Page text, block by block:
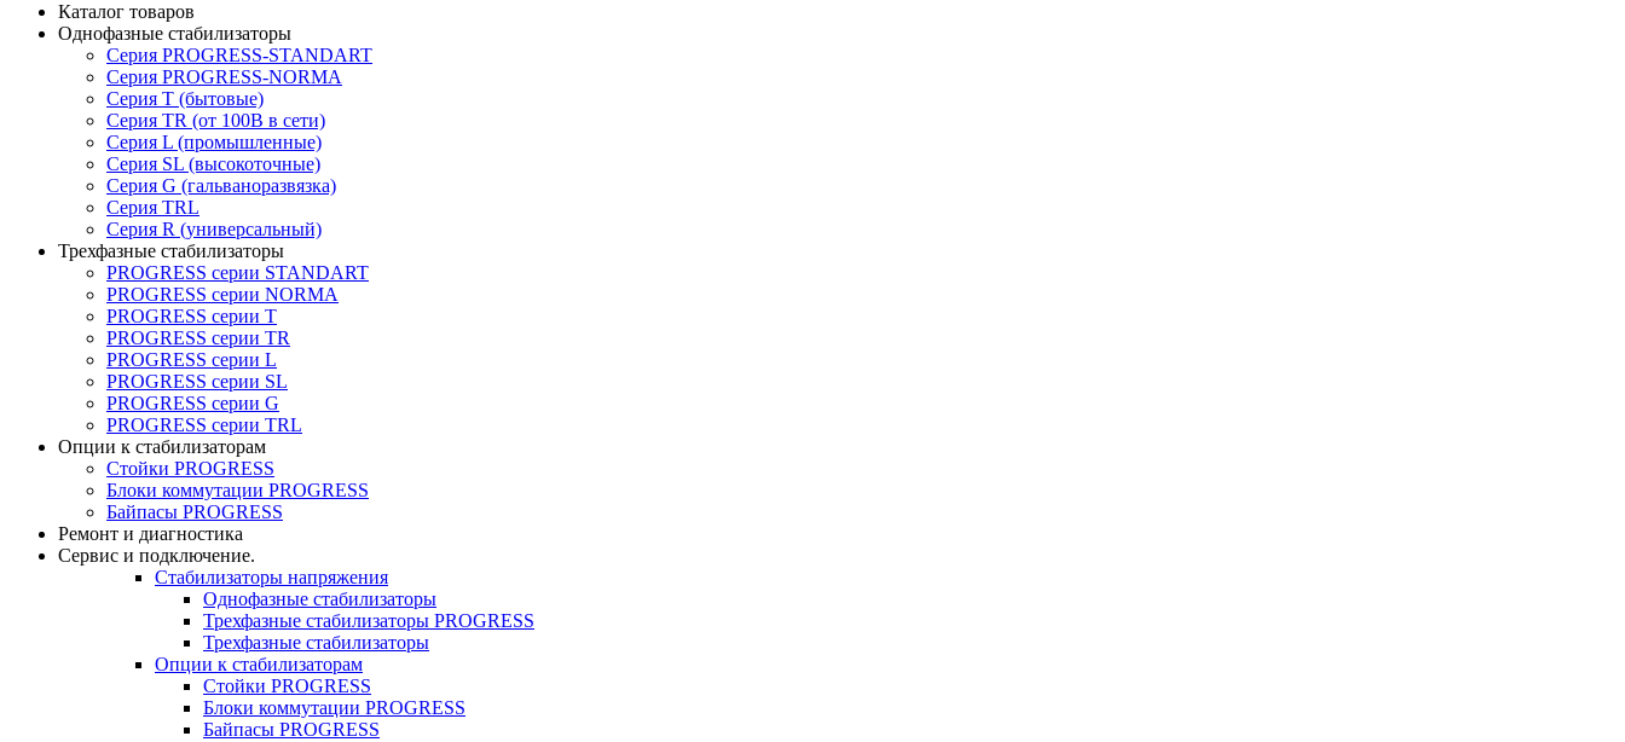
Каталог товаров
Однофазные стабилизаторы
Серия PROGRESS-STANDART
Серия PROGRESS-NORMA
Серия T (бытовые)
Серия TR (от 100В в сети)
Серия L (промышленные)
Серия SL (высокоточные)
Серия G (гальваноразвязка)
Серия TRL
Серия R (универсальный)
Трехфазные стабилизаторы
PROGRESS cерии STANDART
PROGRESS cерии NORMA
PROGRESS серии Т
PROGRESS серии ТR
PROGRESS серии L
PROGRESS серии SL
PROGRESS серии G
PROGRESS серии TRL
Опции к стабилизаторам
Стойки PROGRESS
Блоки коммутации PROGRESS
Байпасы PROGRESS
Ремонт и диагностика
Сервис и подключение.
Стабилизаторы напряжения
Однофазные стабилизаторы
Трехфазные стабилизаторы PROGRESS
Трехфазные стабилизаторы
Опции к стабилизаторам
Стойки PROGRESS
Блоки коммутации PROGRESS
Байпасы PROGRESS